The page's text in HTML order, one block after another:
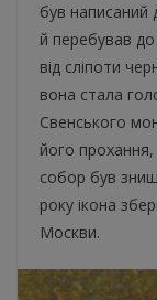
був написаний
й перебував до
від сліпоти
вона стала
Свенського
його
собор був
року ікона
Москви.